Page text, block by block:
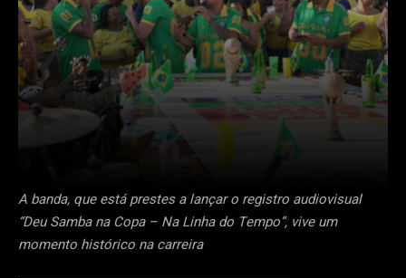
A banda, que está prestes a lançar o registro audiovisual
“Deu Samba na Copa – Na Linha do Tempo”, vive um
momento histórico na carreira